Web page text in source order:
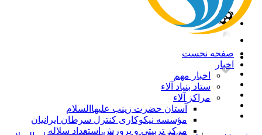
صفحه نخست
اخبار
اخبار مهم
ستاد بنیاد آلاء
مراکز آلاء
آستان حضرت زینب علیهاالسلام
مؤسسه نیکوکاری کنترل سرطان ایرانیان
مرکز تربیتی و پرورش استعداد سلاله